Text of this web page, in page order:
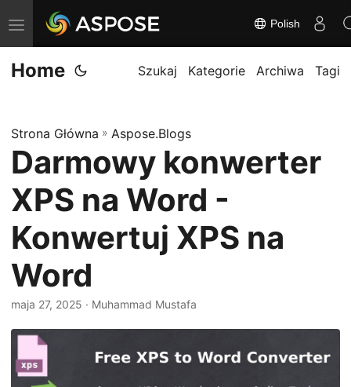
P
r
z
ą
c
n
a
w
i
g
a
c
j
ę
Polish
Home Szukaj Kategorie Archiwa Tagi
Strona Główna » Aspose.Blogs
Darmowy konwerter
XPS na Word -
Konwertuj XPS na
Word
maja 27, 2025 · Muhammad Mustafa